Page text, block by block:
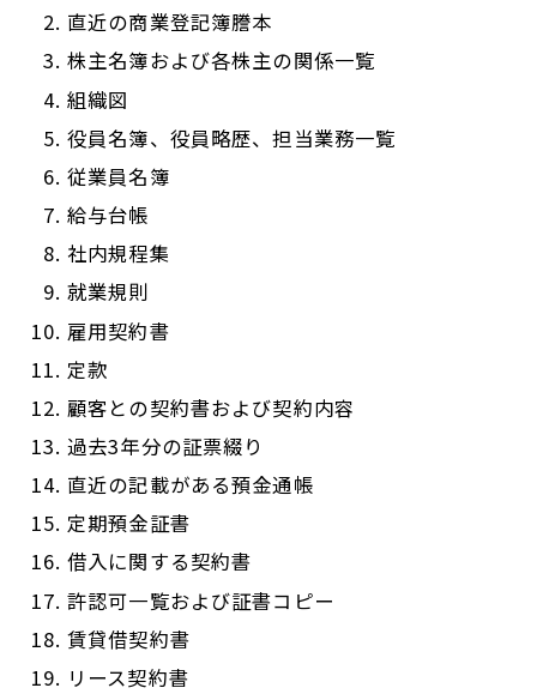
直近の商業登記簿謄本
株主名簿および各株主の関係一覧
組織図
役員名簿、役員略歴、担当業務一覧
従業員名簿
給与台帳
社内規程集
就業規則
雇用契約書
定款
顧客との契約書および契約内容
過去3年分の証票綴り
直近の記載がある預金通帳
定期預金証書
借入に関する契約書
許認可一覧および証書コピー
賃貸借契約書
リース契約書